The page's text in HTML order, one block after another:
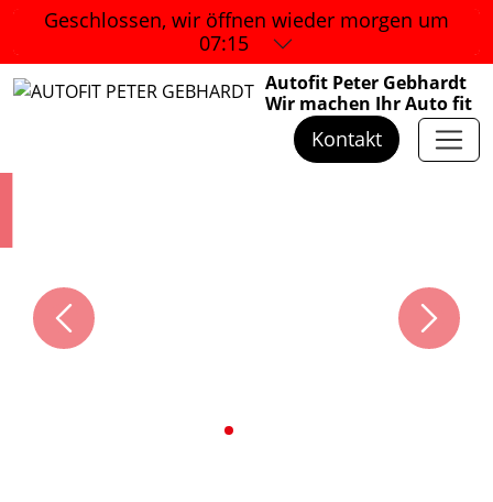
Geschlossen, wir öffnen wieder morgen um
07:15
Autofit Peter Gebhardt
Wir machen Ihr Auto fit
Kontakt